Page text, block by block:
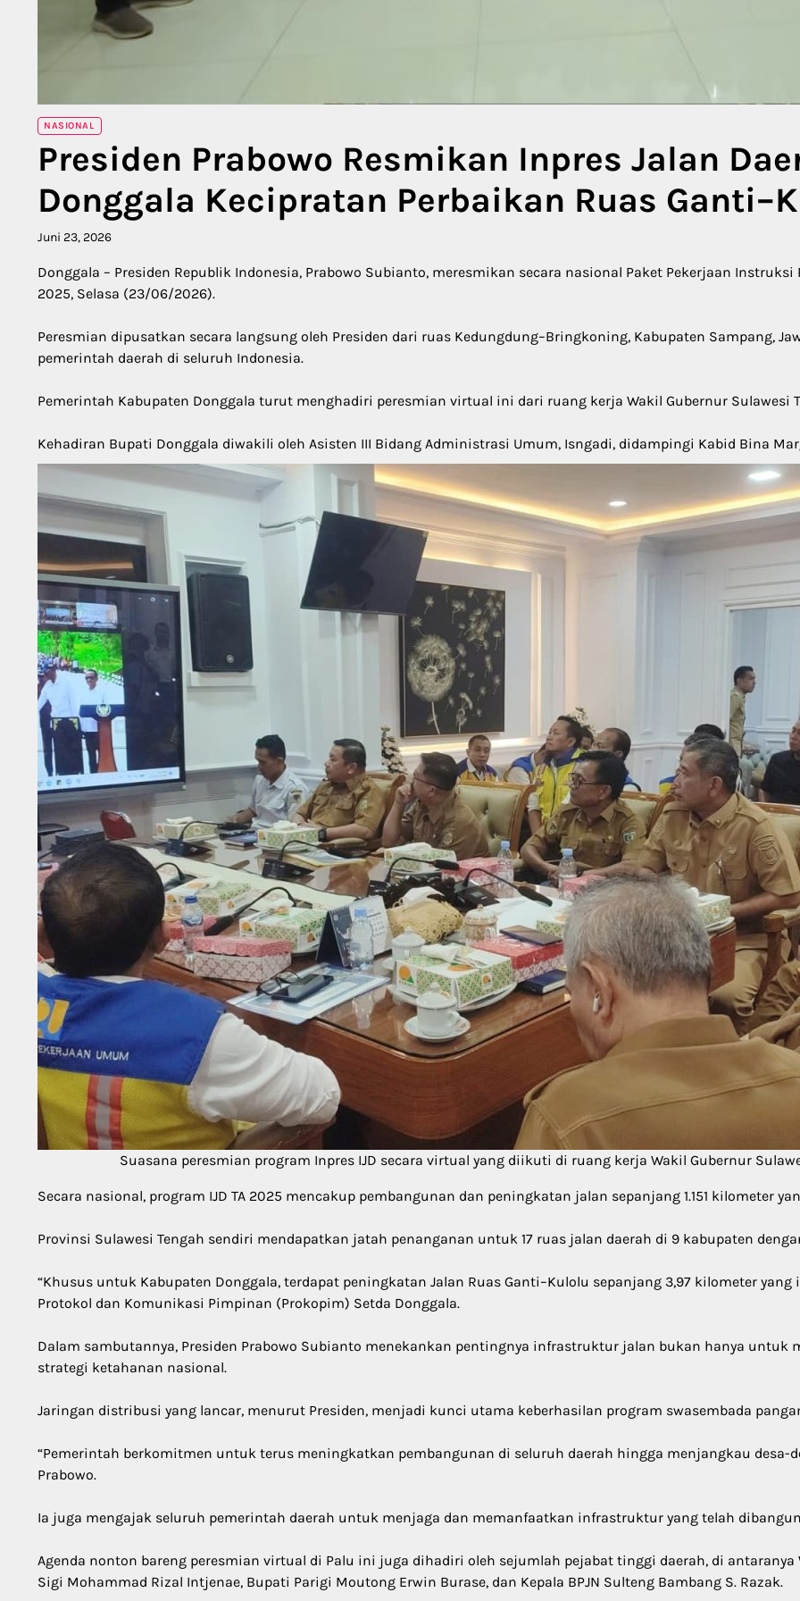
NASIONAL
Presiden Prabowo Resmikan Inpres Jalan
Donggala Kecipratan Perbaikan Ruas
Juni 23, 2026
Donggala – Presiden Republik Indonesia, Prabowo Subianto, meresmikan secara nasional Paket Pekerjaan Instruksi
2025, Selasa (23/06/2026).
Peresmian dipusatkan secara langsung oleh Presiden dari ruas Kedungdung–Bringkoning, Kabupaten Sampang,
pemerintah daerah di seluruh Indonesia.
Pemerintah Kabupaten Donggala turut menghadiri peresmian virtual ini dari ruang kerja Wakil Gubernur Sulawesi
Kehadiran Bupati Donggala diwakili oleh Asisten III Bidang Administrasi Umum, Isngadi, didampingi Kabid Bina
Suasana peresmian program Inpres IJD secara virtual yang diikuti di ruang kerja Wakil Gubernur
Secara nasional, program IJD TA 2025 mencakup pembangunan dan peningkatan jalan sepanjang 1.151 kilometer
Provinsi Sulawesi Tengah sendiri mendapatkan jatah penanganan untuk 17 ruas jalan daerah di 9 kabupaten
“Khusus untuk Kabupaten Donggala, terdapat peningkatan Jalan Ruas Ganti–Kulolu sepanjang 3,97 kilometer
Protokol dan Komunikasi Pimpinan (Prokopim) Setda Donggala.
Dalam sambutannya, Presiden Prabowo Subianto menekankan pentingnya infrastruktur jalan bukan hanya untuk
strategi ketahanan nasional.
Jaringan distribusi yang lancar, menurut Presiden, menjadi kunci utama keberhasilan program swasembada
“Pemerintah berkomitmen untuk terus meningkatkan pembangunan di seluruh daerah hingga menjangkau desa-
Prabowo.
Ia juga mengajak seluruh pemerintah daerah untuk menjaga dan memanfaatkan infrastruktur yang telah
Agenda nonton bareng peresmian virtual di Palu ini juga dihadiri oleh sejumlah pejabat tinggi daerah, di antaranya
Sigi Mohammad Rizal Intjenae, Bupati Parigi Moutong Erwin Burase, dan Kepala BPJN Sulteng Bambang S. Razak.